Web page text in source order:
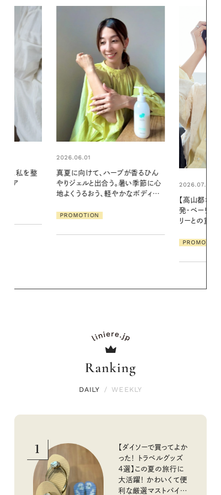
が香るひん
い季節に心
2026.07.21
【高山都さんが楽しむデンマーク
リーとの重ねづけも素敵な大人の
2026.06.01
の一日。汗ば
Ranking
DAILY / WEEKLY
1
【ダイソーで買ってよか
った！ トラベルグッズ
4選】この夏の旅行に
大活躍！ かわいくて便
利な厳選マストバイア